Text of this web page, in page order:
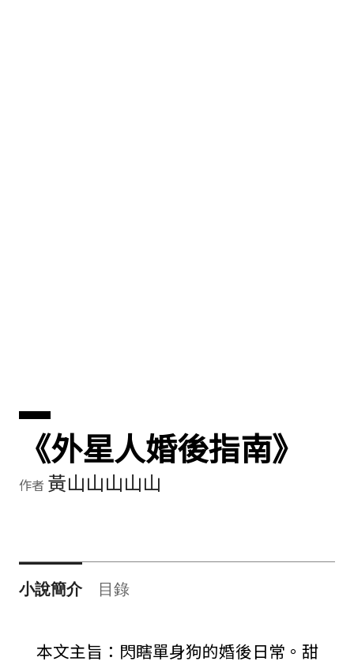
《外星人婚後指南》
作者 黃山山山山山
小說簡介 目錄
本文主旨：閃瞎單身狗的婚後日常。甜